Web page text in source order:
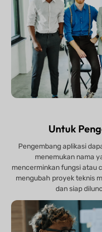
Untuk
Pengembang aplikasi
menemukan nama
mencerminkan fungsi atau
mengubah proyek teknis
dan siap